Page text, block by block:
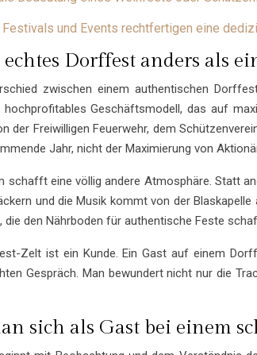
und Events rechtfertigen eine
Dorffest anders als
zwischen einem authentischen
Geschäftsmodell, das auf
der Freiwilligen Feuerwehr, dem
Jahr, nicht der Maximierung von
schafft eine völlig andere Atmosphäre. Statt
und die Musik kommt von der
die den Nährboden für authentische Feste
Zelt ist ein Kunde. Ein Gast auf einem
Gespräch. Man bewundert nicht nur die
sich als Gast bei einem